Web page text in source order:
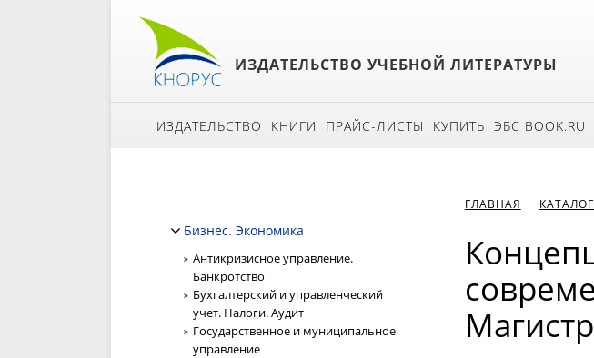
ИЗДАТЕЛЬСТВО УЧЕБНОЙ ЛИТЕРАТУРЫ
ИЗДАТЕЛЬСТВО КНИГИ ПРАЙС-ЛИСТЫ КУПИТЬ ЭБС BOOK.RU
Бизнес. Экономика
Антикризисное управление.
Банкротство
Бухгалтерский и управленческий
учет. Налоги. Аудит
Государственное и муниципальное
управление
ГЛАВНАЯ